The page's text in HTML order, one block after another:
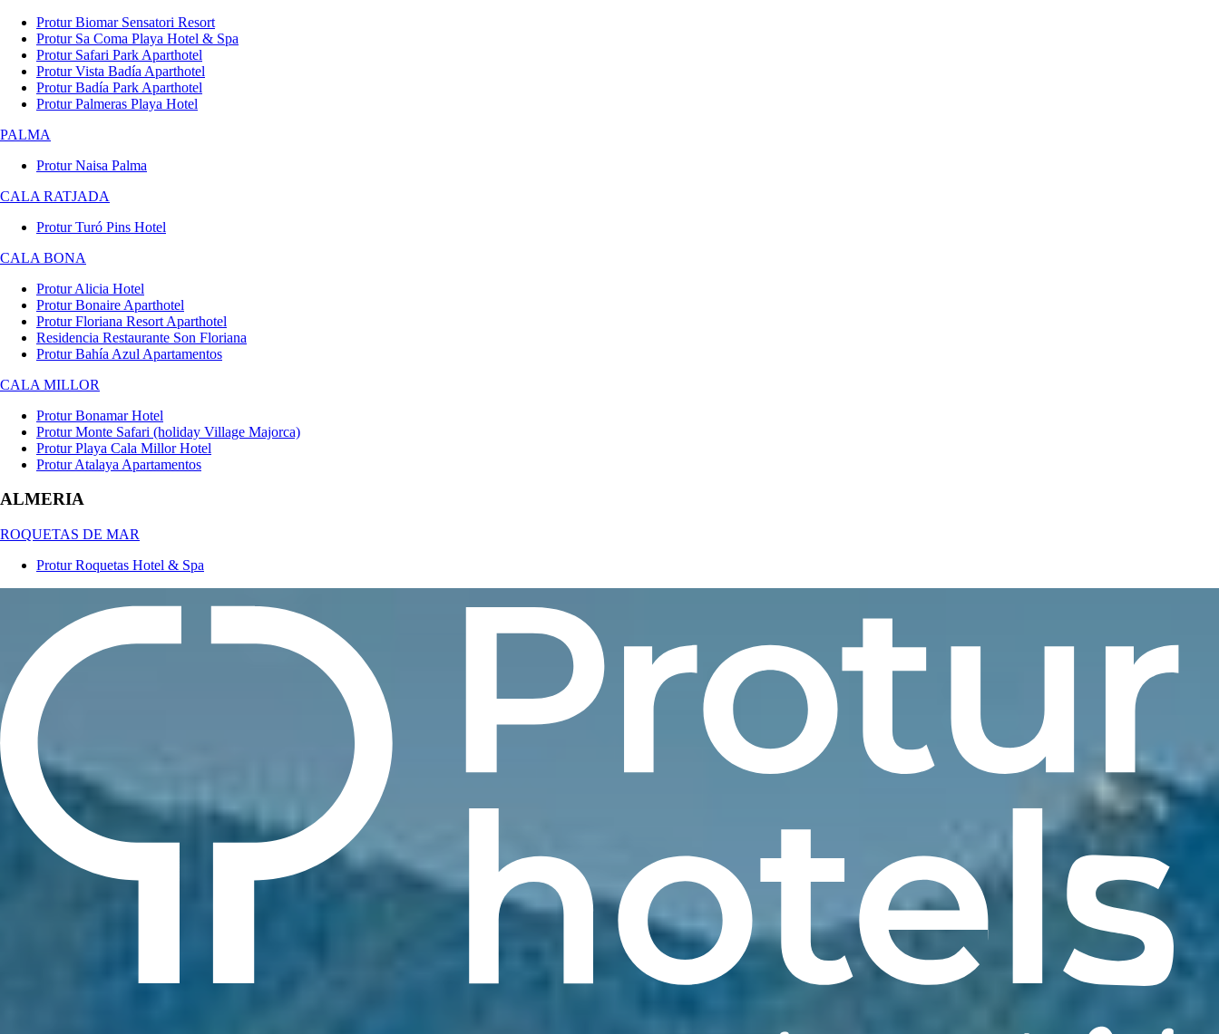
Protur Biomar Sensatori Resort
Protur Sa Coma Playa Hotel & Spa
Protur Safari Park Aparthotel
Protur Vista Badía Aparthotel
Protur Badía Park Aparthotel
Protur Palmeras Playa Hotel
PALMA
Protur Naisa Palma
CALA RATJADA
Protur Turó Pins Hotel
CALA BONA
Protur Alicia Hotel
Protur Bonaire Aparthotel
Protur Floriana Resort Aparthotel
Residencia Restaurante Son Floriana
Protur Bahía Azul Apartamentos
CALA MILLOR
Protur Bonamar Hotel
Protur Monte Safari (holiday Village Majorca)
Protur Playa Cala Millor Hotel
Protur Atalaya Apartamentos
ALMERIA
ROQUETAS DE MAR
Protur Roquetas Hotel & Spa